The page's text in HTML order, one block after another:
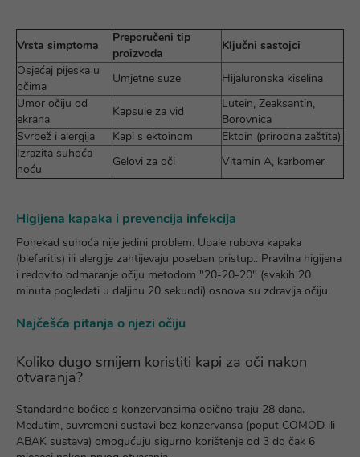
Vrsta simptoma
Preporučeni tip
proizvoda
Ključni sastojci
Osjećaj pijeska u
očima
Umjetne suze
Hijaluronska kiselina
Umor očiju od
ekrana
Kapsule za vid
Lutein, Zeaksantin,
Borovnica
Svrbež i alergija
Kapi s ektoinom
Ektoin (prirodna zaštita)
Izrazita suhoća
noću
Gelovi za oči Vitamin A, karbomer
Higijena kapaka i prevencija infekcija
Ponekad suhoća nije jedini problem. Upale rubova kapaka
(blefaritis) ili alergije zahtijevaju poseban pristup.. Pravilna higijena
i redovito odmaranje očiju metodom "20-20-20" (svakih 20
minuta pogledati u daljinu 20 sekundi) osnova su zdravlja očiju.
Najčešća pitanja o njezi očiju
Koliko dugo smijem koristiti kapi za oči nakon
otvaranja?
Standardne bočice s konzervansima obično traju 28 dana.
Međutim, suvremeni sustavi bez konzervansa (poput COMOD ili
ABAK sustava) omogućuju sigurno korištenje od 3 do čak 6